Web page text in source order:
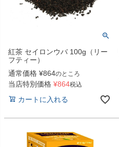
紅茶 セイロンウバ 100g（リー
フティー）
通常価格 ¥864のところ
当店特別価格 ¥864税込
カートに入れる